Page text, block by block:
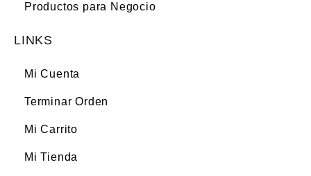
Productos para Negocio
LINKS
Mi Cuenta
Terminar Orden
Mi Carrito
Mi Tienda